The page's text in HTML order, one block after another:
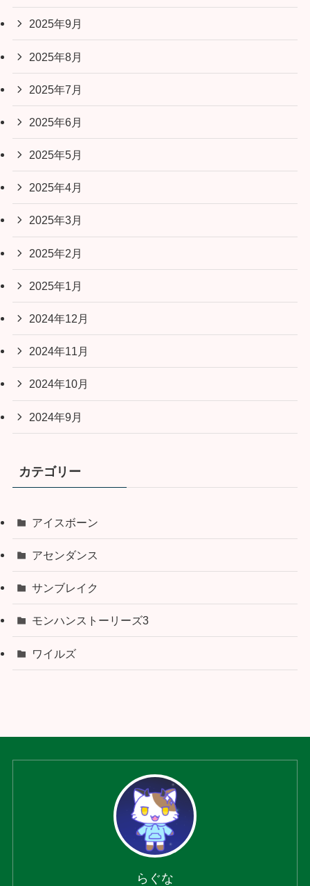
2025年9月
2025年8月
2025年7月
2025年6月
2025年5月
2025年4月
2025年3月
2025年2月
2025年1月
2024年12月
2024年11月
2024年10月
2024年9月
カテゴリー
アイスボーン
アセンダンス
サンブレイク
モンハンストーリーズ3
ワイルズ
らぐな